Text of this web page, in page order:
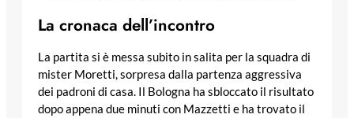
La cronaca dell’incontro
La partita si è messa subito in salita per la squadra di
mister Moretti, sorpresa dalla partenza aggressiva
dei padroni di casa. Il Bologna ha sbloccato il risultato
dopo appena due minuti con Mazzetti e ha trovato il